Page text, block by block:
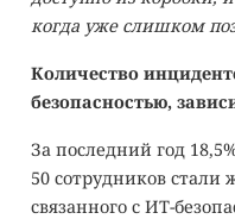
когда уже слишком
Количество
безопасностью,
За последний год
50 сотрудников
связанного с ИТ-